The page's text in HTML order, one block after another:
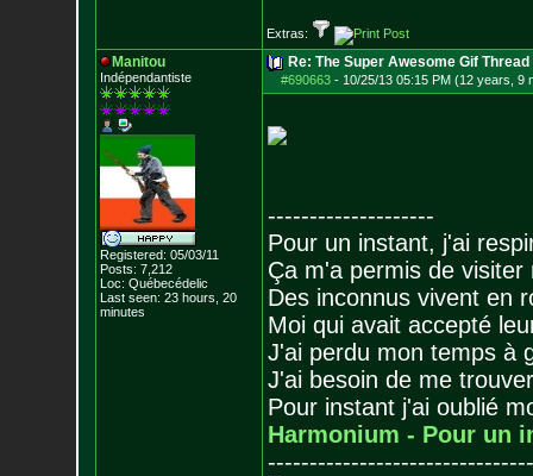
Extras:
Manitou
Indépendantiste
Registered: 05/03/11
Posts: 7,212
Loc: Québecédelic
Last seen: 23 hours, 20
minutes
Re: The Super Awesome Gif Thread
#690663- 10/25/13 05:15 PM (12 years, 9
--------------------
Pour un instant, j'ai
Ça m'a permis de visiter
Des inconnus vivent en
Moi qui avait accepté
J'ai perdu mon temps à
J'ai besoin de me
Pour instant j'ai oublié
Harmonium - Pour un
--------------------------------